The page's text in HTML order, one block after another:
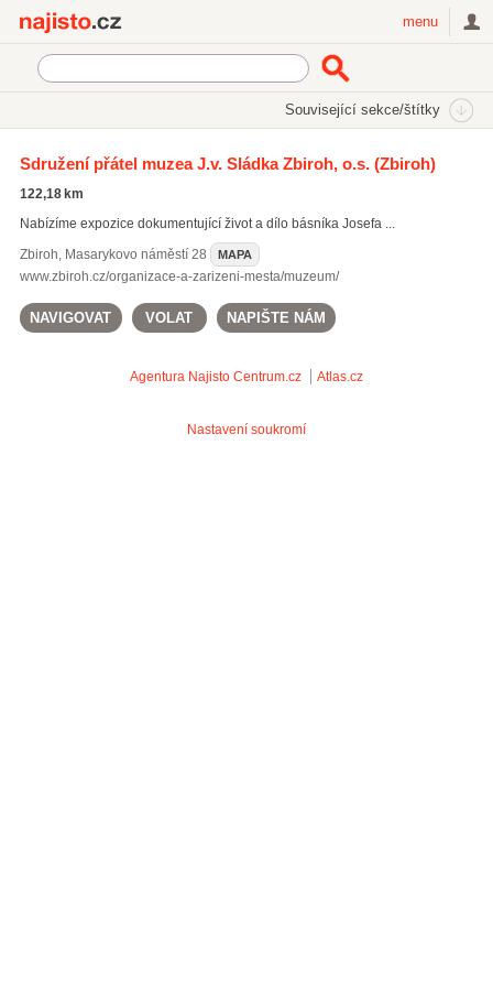
menu
Související sekce/štítky
Sdružení přátel muzea J.v. Sládka Zbiroh, o.s.(Zbiroh)
122,18 km
Nabízíme expozice dokumentující život a dílo básníka Josefa ...
Zbiroh, Masarykovo náměstí 28 MAPA
www.zbiroh.cz/organizace-a-zarizeni-mesta/muzeum/
NAVIGOVAT VOLAT NAPIŠTE NÁM
Agentura Najisto Centrum.cz Atlas.cz
Nastavení soukromí